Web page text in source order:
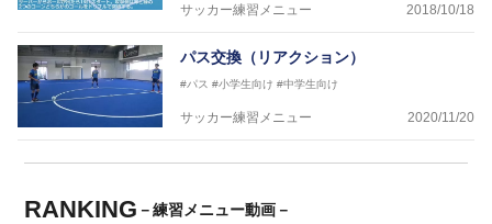
サッカー練習メニュー 2018/10/18
パス交換（リアクション）
#パス #小学生向け #中学生向け
サッカー練習メニュー 2020/11/20
RANKING －練習メニュー動画－